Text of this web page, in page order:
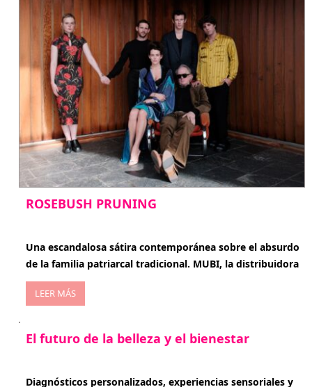
ROSEBUSH PRUNING
Una escandalosa sátira contemporánea sobre el absurdo
de la familia patriarcal tradicional. MUBI, la distribuidora
LEER MÁS
El futuro de la belleza y el bienestar
Diagnósticos personalizados, experiencias sensoriales y